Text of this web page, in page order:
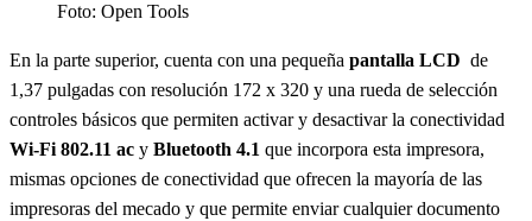
Foto: Open Tools
En la parte superior, cuenta con una pequeña pantalla LCD de
1,37 pulgadas con resolución 172 x 320 y una rueda de selección
controles básicos que permiten activar y desactivar la conectividad
Wi-Fi 802.11 ac y Bluetooth 4.1 que incorpora esta impresora,
mismas opciones de conectividad que ofrecen la mayoría de las
impresoras del mecado y que permite enviar cualquier documento